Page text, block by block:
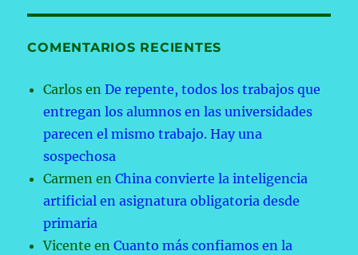
COMENTARIOS RECIENTES
Carlos enDe repente, todos los trabajos que
entregan los alumnos en las universidades
parecen el mismo trabajo. Hay una
sospechosa
Carmen enChina convierte la inteligencia
artificial en asignatura obligatoria desde
primaria
Vicente enCuanto más confiamos en la